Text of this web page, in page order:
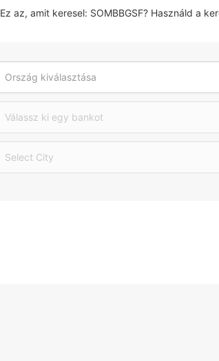
Ez az, amit keresel: SOMBBGSF? Használd a
Ország kiválasztása
Válassz ki egy bankot
Select City